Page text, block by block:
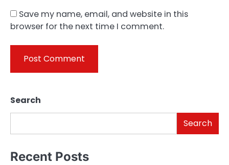
Save my name, email, and website in this
browser for the next time I comment.
Search
Search
Recent Posts